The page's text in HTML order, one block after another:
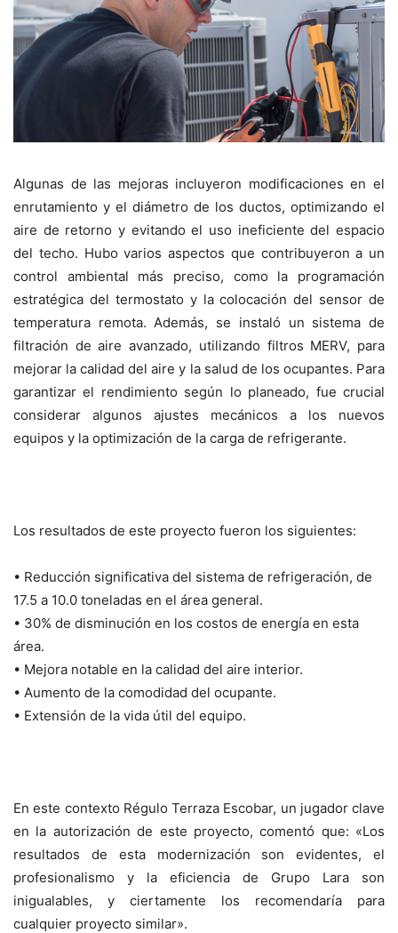
Algunas de las mejoras incluyeron modificaciones en el
enrutamiento y el diámetro de los ductos, optimizando el
aire de retorno y evitando el uso ineficiente del espacio
del techo. Hubo varios aspectos que contribuyeron a un
control ambiental más preciso, como la programación
estratégica del termostato y la colocación del sensor de
temperatura remota. Además, se instaló un sistema de
filtración de aire avanzado, utilizando filtros MERV, para
mejorar la calidad del aire y la salud de los ocupantes. Para
garantizar el rendimiento según lo planeado, fue crucial
considerar algunos ajustes mecánicos a los nuevos
equipos y la optimización de la carga de refrigerante.
Los resultados de este proyecto fueron los siguientes:
• Reducción significativa del sistema de refrigeración, de
17.5 a 10.0 toneladas en el área general.
• 30% de disminución en los costos de energía en esta
área.
• Mejora notable en la calidad del aire interior.
• Aumento de la comodidad del ocupante.
• Extensión de la vida útil del equipo.
En este contexto Régulo Terraza Escobar, un jugador clave
en la autorización de este proyecto, comentó que: «Los
resultados de esta modernización son evidentes, el
profesionalismo y la eficiencia de Grupo Lara son
inigualables, y ciertamente los recomendaría para
cualquier proyecto similar».